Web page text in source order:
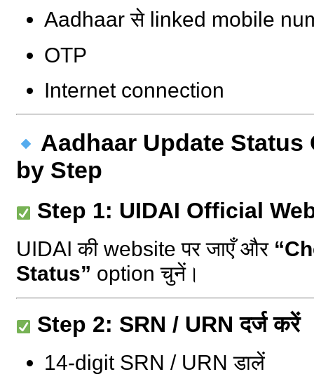
Aadhaar से linked mobile
OTP
Internet connection
Aadhaar Update Status
by Step
Step 1: UIDAI Official
UIDAI की website पर जाएँ और
Status” option चुनें।
Step 2: SRN / URN दर्ज करें
14-digit SRN / URN डालें